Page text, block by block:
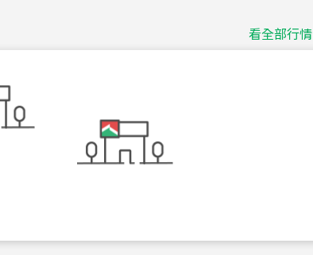
看全部行情
台北市中山區長春路
新竹市新竹市慈祥路